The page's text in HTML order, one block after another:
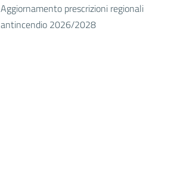
Aggiornamento prescrizioni regionali
antincendio 2026/2028